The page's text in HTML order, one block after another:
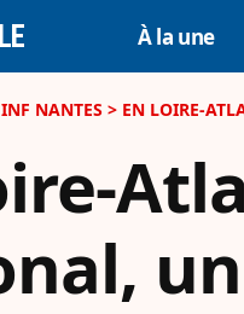
À la une
INF NANTES > EN LOIRE-